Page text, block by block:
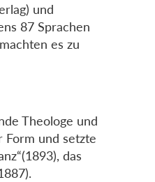
und
87 Sprachen
es zu
Theologe und
und setzte
das